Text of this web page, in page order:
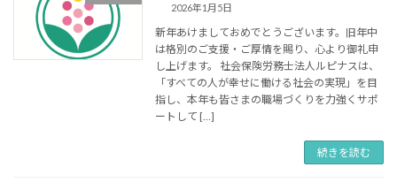
2026年1月5日
新年あけましておめでとうございます。旧年中
は格別のご支援・ご厚情を賜り、心より御礼申
し上げます。 社会保険労務士法人ルピナスは、
「すべての人が幸せに働ける社会の実現」を目
指し、本年も皆さまの職場づくりを力強くサポ
ートして […]
続きを読む